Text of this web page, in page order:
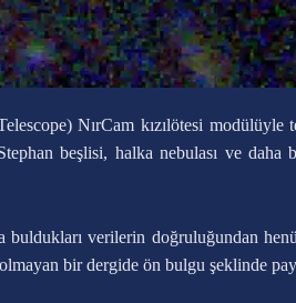
NırCam kızılötesi modülüyle
beşlisi, halka nebulası ve daha
verilerin doğruluğundan
bir dergide ön bulgu şeklinde